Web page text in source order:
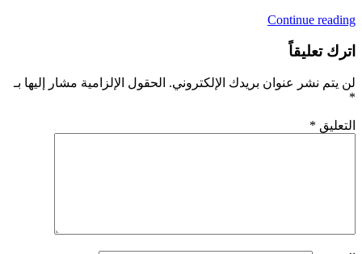
Continue reading
اترك تعليقاً
لن يتم نشر عنوان بريدك الإلكتروني. الحقول الإلزامية مشار إليها بـ
*
التعليق *